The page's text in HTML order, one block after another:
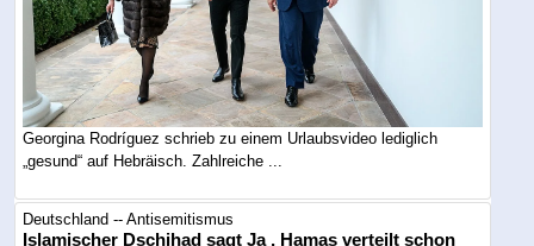
Georgina Rodríguez schrieb zu einem Urlaubsvideo lediglich
„gesund“ auf Hebräisch. Zahlreiche ...
Deutschland -- Antisemitismus
Islamischer Dschihad sagt Ja , Hamas verteilt schon